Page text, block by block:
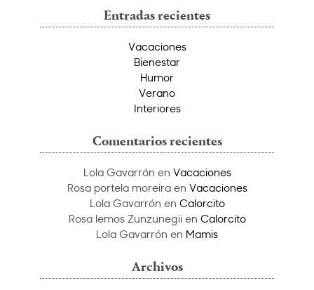
Entradas recientes
Vacaciones
Bienestar
Humor
Verano
Interiores
Comentarios recientes
Lola Gavarrón en Vacaciones
Rosa portela moreiraen Vacaciones
Lola Gavarrón en Calorcito
Rosa lemos Zunzunegiien Calorcito
Lola Gavarrón en Mamis
Archivos